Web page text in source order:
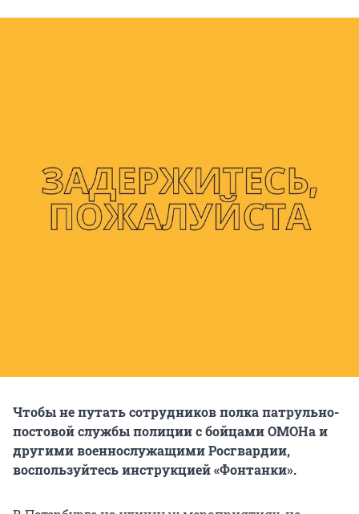
Чтобы не путать сотрудников полка патрульно-
постовой службы полиции с бойцами ОМОНа и
другими военнослужащими Росгвардии,
воспользуйтесь инструкцией «Фонтанки».